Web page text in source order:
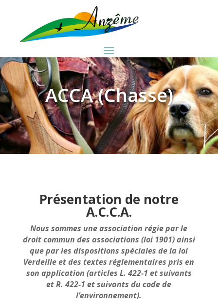
ACCA (Chasse)
Présentation de notre
A.C.C.A.
Nous sommes une association régie par le
droit commun des associations (loi 1901) ainsi
que par les dispositions spéciales de la loi
Verdeille et des textes réglementaires pris en
son application (articles L. 422-1 et suivants
et R. 422-1 et suivants du code de
l’environnement).